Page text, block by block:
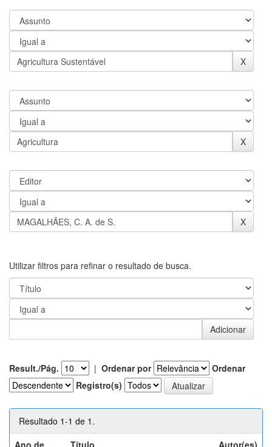
Utilizar filtros para refinar o resultado de busca.
Result./Pág. | Ordenar por
Ordenar
Registro(s)
Resultado 1-1 de 1.
Ano de
Título Autor(es)